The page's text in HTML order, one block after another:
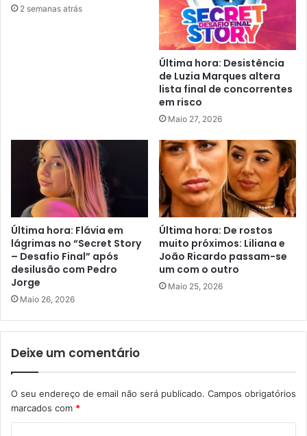
2 semanas atrás
Última hora: Desistência
de Luzia Marques altera
lista final de concorrentes
em risco
Maio 27, 2026
Última hora: Flávia em
lágrimas no “Secret Story
– Desafio Final” após
desilusão com Pedro
Jorge
Maio 26, 2026
Última hora: De rostos
muito próximos: Liliana e
João Ricardo passam-se
um com o outro
Maio 25, 2026
Deixe um comentário
O seu endereço de email não será publicado. Campos obrigatórios
marcados com *